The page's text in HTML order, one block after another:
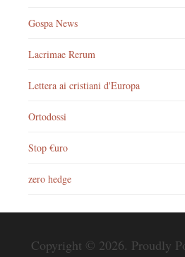
Gospa News
Lacrimae Rerum
Lettera ai cristiani d'Europa
Ortodossi
Stop €uro
zero hedge
Copyright © 2026. Proudly